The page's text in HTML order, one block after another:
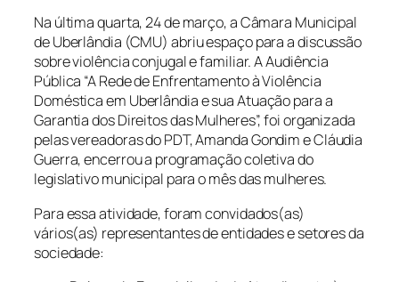
Na última quarta, 24 de março, a Câmara Municipal
de Uberlândia (CMU) abriu espaço para a discussão
sobre violência conjugal e familiar. A Audiência
Pública “A Rede de Enfrentamento à Violência
Doméstica em Uberlândia e sua Atuação para a
Garantia dos Direitos das Mulheres”, foi organizada
pelas vereadoras do PDT, Amanda Gondim e Cláudia
Guerra, encerrou a programação coletiva do
legislativo municipal para o mês das mulheres.
Para essa atividade, foram convidados(as)
vários(as) representantes de entidades e setores da
sociedade: